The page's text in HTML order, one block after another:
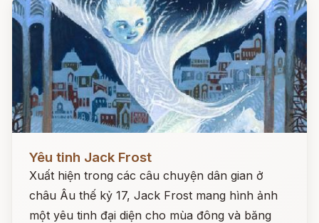
Yêu tinh Jack Frost
Xuất hiện trong các câu chuyện dân gian ở
châu Âu thế kỷ 17, Jack Frost mang hình ảnh
một yêu tinh đại diện cho mùa đông và băng